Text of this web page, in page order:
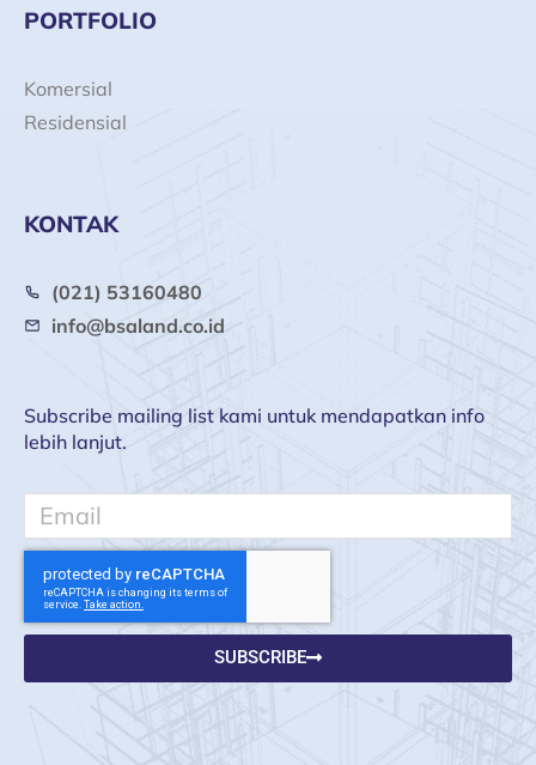
PORTFOLIO
Komersial
Residensial
KONTAK
(021) 53160480
info@bsaland.co.id
Subscribe mailing list kami untuk mendapatkan info
lebih lanjut.
Email
SUBSCRIBE